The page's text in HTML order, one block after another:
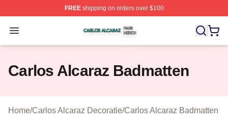
FREEshipping on orders over $100
Open menu
Carlos Alcaraz Shop ⚡️ Officially Licensed Carlos
Carlos Alcaraz Badmatten
Home/Carlos Alcaraz Decoratie/Carlos Alcaraz Badmatten